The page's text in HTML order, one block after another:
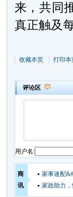
来，共同
真正触及
收藏本页 打印本
评论区
用户名:
商
讯
家事速配
家政助力